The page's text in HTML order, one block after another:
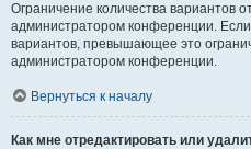
Ограничение количества вариантов
администратором конференции.
вариантов, превышающее это
администратором конференции.
Вернуться к началу
Как мне отредактировать или